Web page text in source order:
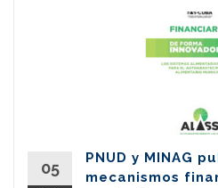
05
PNUD y MINAG
mecanismos